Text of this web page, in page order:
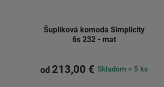
Šuplíková komoda Simplicity
6s 232 - mat
od 213,00 € Skladom > 5 ks